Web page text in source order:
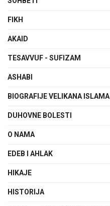
FIKH
AKAID
TESAVVUF - SUFIZAM
ASHABI
BIOGRAFIJE VELIKANA ISLAMA
DUHOVNE BOLESTI
O NAMA
EDEB I AHLAK
HIKAJE
HISTORIJA